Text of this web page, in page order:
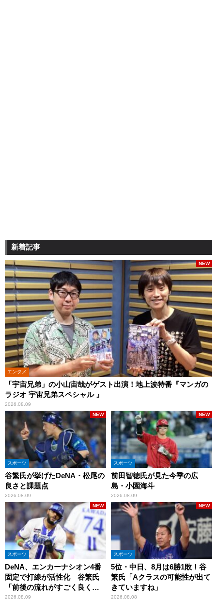
新着記事
エンタメ
「宇宙兄弟」の小山宙哉がゲスト出演！地上波特番『マンガの
ラジオ 宇宙兄弟スペシャル 』
2026.08.09
NEW
スポーツ
谷繁氏が挙げたDeNA・松尾の
良さと課題点
2026.08.09
NEW
スポーツ
前田智徳氏が見た今季の広
島・小園海斗
2026.08.09
NEW
スポーツ
DeNA、エンカーナシオン4番
固定で打線が活性化 谷繁氏
「前後の流れがすごく良くな
りましたね」
2026.08.09
NEW
スポーツ
5位・中日、8月は6勝1敗！谷
繁氏「Aクラスの可能性が出て
きていますね」
2026.08.08
NEW